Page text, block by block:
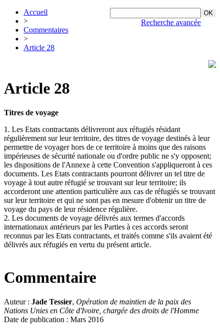
Recherche avancée
Accueil
>
Commentaires
>
Article 28
Article 28
Titres de voyage
1. Les Etats contractants délivreront aux réfugiés résidant
régulièrement sur leur territoire, des titres de voyage destinés à leur
permettre de voyager hors de ce territoire à moins que des raisons
impérieuses de sécurité nationale ou d'ordre public ne s'y opposent;
les dispositions de l'Annexe à cette Convention s'appliqueront à ces
documents. Les Etats contractants pourront délivrer un tel titre de
voyage à tout autre réfugié se trouvant sur leur territoire; ils
accorderont une attention particulière aux cas de réfugiés se trouvant
sur leur territoire et qui ne sont pas en mesure d'obtenir un titre de
voyage du pays de leur résidence régulière.
2. Les documents de voyage délivrés aux termes d'accords
internationaux antérieurs par les Parties à ces accords seront
reconnus par les Etats contractants, et traités comme s'ils avaient été
délivrés aux réfugiés en vertu du présent article.
Commentaire
Auteur : Jade Tessier, Opération de maintien de la paix des
Nations Unies en Côte d'Ivoire, chargée des droits de l'Homme
Date de publication : Mars 2016